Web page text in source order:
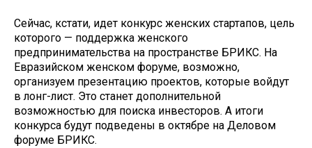
Сейчас, кстати, идет конкурс женских стартапов, цель
которого — поддержка женского
предпринимательства на пространстве БРИКС. На
Евразийском женском форуме, возможно,
организуем презентацию проектов, которые войдут
в лонг-лист. Это станет дополнительной
возможностью для поиска инвесторов. А итоги
конкурса будут подведены в октябре на Деловом
форуме БРИКС.